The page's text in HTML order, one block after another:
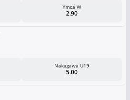
Ymca W
2.90
Nakagawa U19
5.00